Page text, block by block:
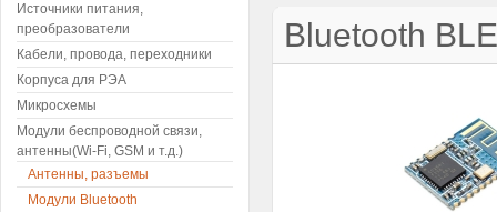
Bluetooth
Источники питания,
преобразователи
Кабели, провода, переходники
Корпуса для РЭА
Микросхемы
Модули беспроводной связи,
антенны(Wi-Fi, GSM и т.д.)
Антенны, разъемы
Модули Bluetooth